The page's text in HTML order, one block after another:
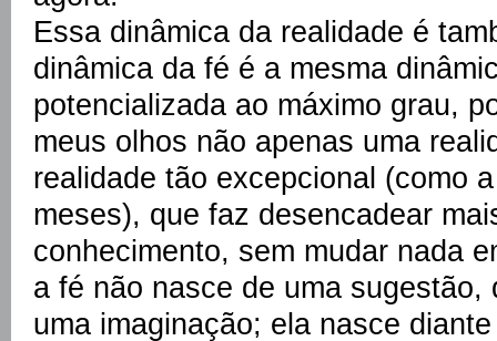
Essa dinâmica da realidade é
dinâmica da fé é a mesma
potencializada ao máximo grau,
meus olhos não apenas uma
realidade tão excepcional (como
meses), que faz desencadear
conhecimento, sem mudar nada
a fé não nasce de uma sugestão,
uma imaginação; ela nasce